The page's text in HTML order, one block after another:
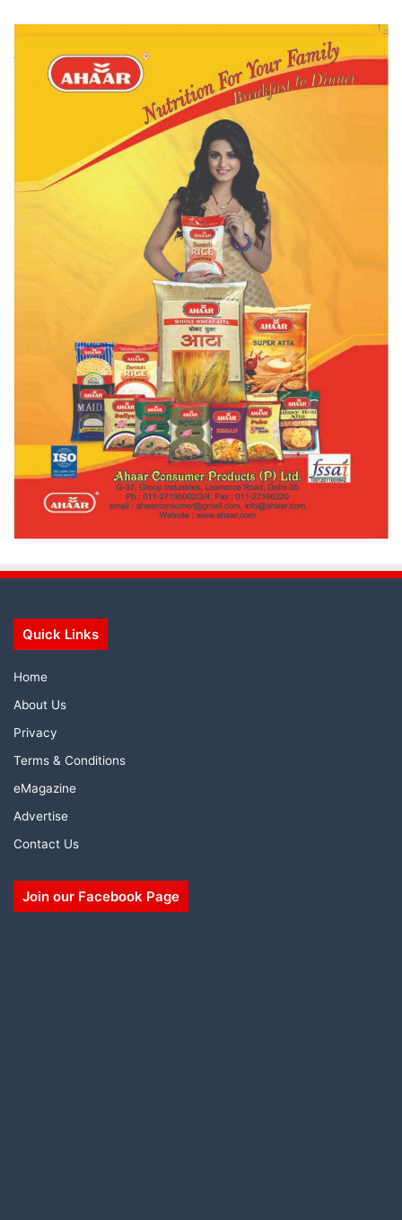
Quick Links
Home
About Us
Privacy
Terms & Conditions
eMagazine
Advertise
Contact Us
Join our Facebook Page